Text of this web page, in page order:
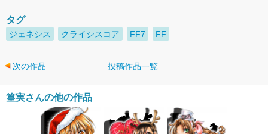
タグ
ジェネシス クライシスコア FF7 FF
次の作品 投稿作品一覧
篁実さんの他の作品